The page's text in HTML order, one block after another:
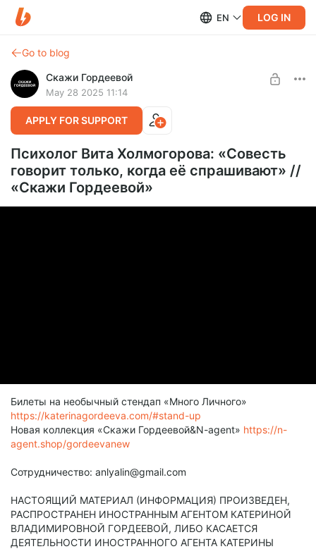
EN LOG IN
Go to blog
Скажи Гордеевой
May 28 2025 11:14
APPLY FOR SUPPORT
Психолог Вита Холмогорова: «Cовесть
говорит только, когда её спрашивают» //
«Cкажи Гордеевой»
Билеты на необычный стендап «Много Личного»
https://katerinagordeeva.com/#stand-up
Новая коллекция «Скажи Гордеевой&N-agent» https://n-
agent.shop/gordeevanew
Сотрудничество: anlyalin@gmail.com
НАСТОЯЩИЙ МАТЕРИАЛ (ИНФОРМАЦИЯ) ПРОИЗВЕДЕН,
РАСПРОСТРАНЕН ИНОСТРАННЫМ АГЕНТОМ КАТЕРИНОЙ
ВЛАДИМИРОВНОЙ ГОРДЕЕВОЙ, ЛИБО КАСАЕТСЯ
ДЕЯТЕЛЬНОСТИ ИНОСТРАННОГО АГЕНТА КАТЕРИНЫ